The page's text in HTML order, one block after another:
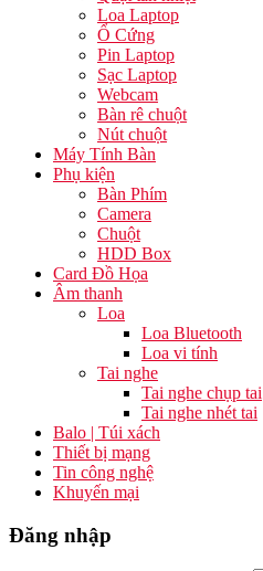
Loa Laptop
Ổ Cứng
Pin Laptop
Sạc Laptop
Webcam
Bàn rê chuột
Nút chuột
Máy Tính Bàn
Phụ kiện
Bàn Phím
Camera
Chuột
HDD Box
Card Đồ Họa
Âm thanh
Loa
Loa Bluetooth
Loa vi tính
Tai nghe
Tai nghe chụp tai
Tai nghe nhét tai
Balo | Túi xách
Thiết bị mạng
Tin công nghệ
Khuyến mại
Đăng nhập